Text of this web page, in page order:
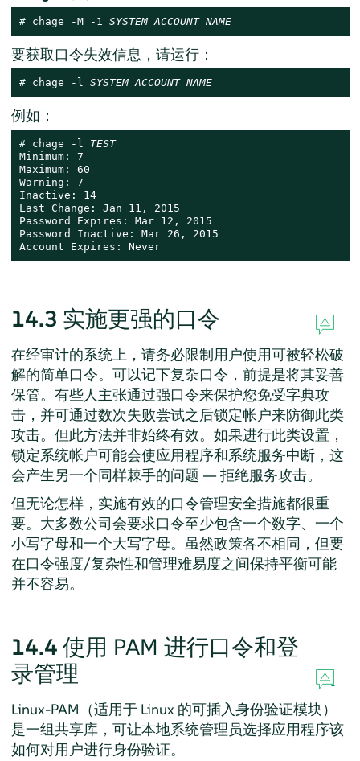
# chage -M -1 SYSTEM_ACCOUNT_NAME
要获取口令失效信息，请运行：
# chage -l SYSTEM_ACCOUNT_NAME
例如：
# chage -l TEST
Minimum: 7
Maximum: 60
Warning: 7
Inactive: 14
Last Change: Jan 11, 2015
Password Expires: Mar 12, 2015
Password Inactive: Mar 26, 2015
Account Expires: Never
14.3 实施更强的口令
在经审计的系统上，请务必限制用户使用可被轻松破
解的简单口令。可以记下复杂口令，前提是将其妥善
保管。有些人主张通过强口令来保护您免受字典攻
击，并可通过数次失败尝试之后锁定帐户来防御此类
攻击。但此方法并非始终有效。如果进行此类设置，
锁定系统帐户可能会使应用程序和系统服务中断，这
会产生另一个同样棘手的问题 — 拒绝服务攻击。
但无论怎样，实施有效的口令管理安全措施都很重
要。大多数公司会要求口令至少包含一个数字、一个
小写字母和一个大写字母。虽然政策各不相同，但要
在口令强度/复杂性和管理难易度之间保持平衡可能
并不容易。
14.4 使用 PAM 进行口令和登
录管理
Linux-PAM（适用于 Linux 的可插入身份验证模块）
是一组共享库，可让本地系统管理员选择应用程序该
如何对用户进行身份验证。